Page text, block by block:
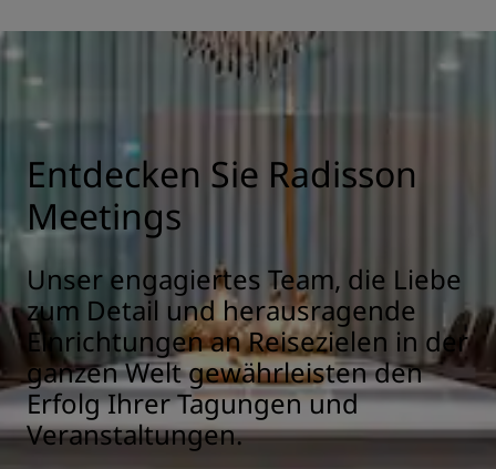
Entdecken Sie Radisson
Meetings
Unser engagiertes Team, die Liebe
zum Detail und herausragende
Einrichtungen an Reisezielen in der
ganzen Welt gewährleisten den
Erfolg Ihrer Tagungen und
Veranstaltungen.